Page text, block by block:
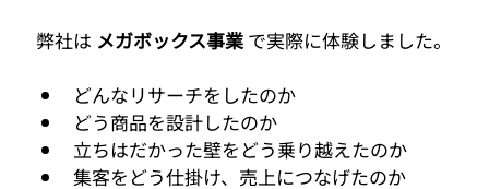
弊社は メガボックス事業 で実際に体験しました。
どんなリサーチをしたのか
どう商品を設計したのか
立ちはだかった壁をどう乗り越えたのか
集客をどう仕掛け、売上につなげたのか